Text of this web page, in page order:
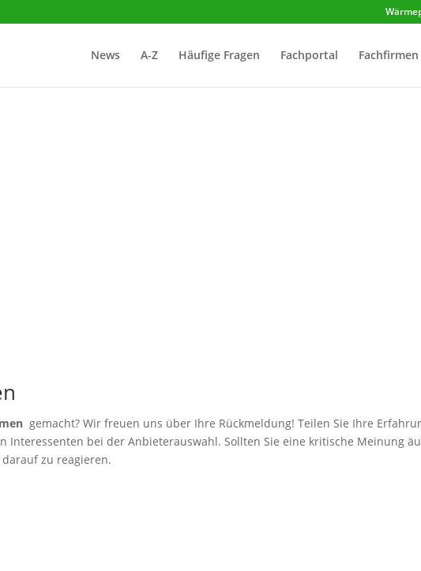
News A-Z Häufige Fragen Fachportal Fachfirmen
gemacht? Wir freuen uns über Ihre Rückmeldung! Teilen Sie Ihre
bei der Anbieterauswahl. Sollten Sie eine kritische Meinung
zu reagieren.